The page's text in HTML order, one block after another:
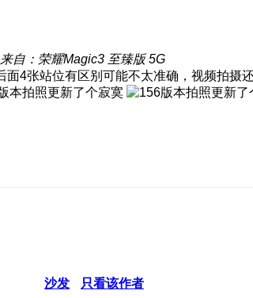
来自：荣耀Magic3 至臻版 5G
4张站位有区别可能不太准确，视频拍摄
沙发 只看该作者